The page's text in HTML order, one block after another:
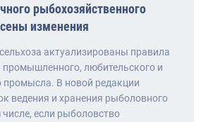
рыбохозяйственного
изменения
актуализированы правила
промышленного, любительского и
промысла. В новой редакции
ведения и хранения рыболовного
если рыболовство